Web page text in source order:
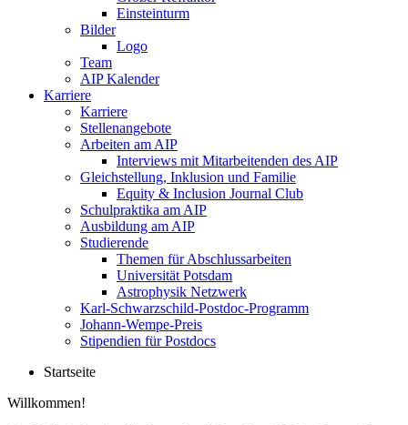
Einsteinturm
Bilder
Logo
Team
AIP Kalender
Karriere
Karriere
Stellenangebote
Arbeiten am AIP
Interviews mit Mitarbeitenden des AIP
Gleichstellung, Inklusion und Familie
Equity & Inclusion Journal Club
Schulpraktika am AIP
Ausbildung am AIP
Studierende
Themen für Abschlussarbeiten
Universität Potsdam
Astrophysik Netzwerk
Karl-Schwarzschild-Postdoc-Programm
Johann-Wempe-Preis
Stipendien für Postdocs
Startseite
Willkommen!